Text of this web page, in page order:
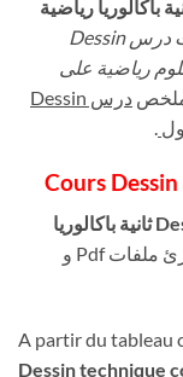
باكالوريا رياضية
ملخصات درس Dessin
رياضية على
ملخص
درس Dessin
.
Cours
ثانية باكالوريا
ستحتاج الى ملفين ،هما: قارئ ملفات Pdf و
A partir du tableau
Dessin technique